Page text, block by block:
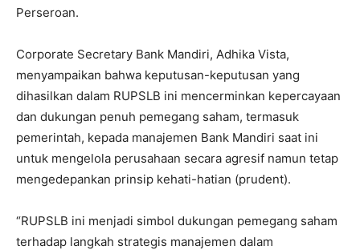
Perseroan.
Corporate Secretary Bank Mandiri, Adhika Vista,
menyampaikan bahwa keputusan-keputusan yang
dihasilkan dalam RUPSLB ini mencerminkan kepercayaan
dan dukungan penuh pemegang saham, termasuk
pemerintah, kepada manajemen Bank Mandiri saat ini
untuk mengelola perusahaan secara agresif namun tetap
mengedepankan prinsip kehati-hatian (prudent).
“RUPSLB ini menjadi simbol dukungan pemegang saham
terhadap langkah strategis manajemen dalam